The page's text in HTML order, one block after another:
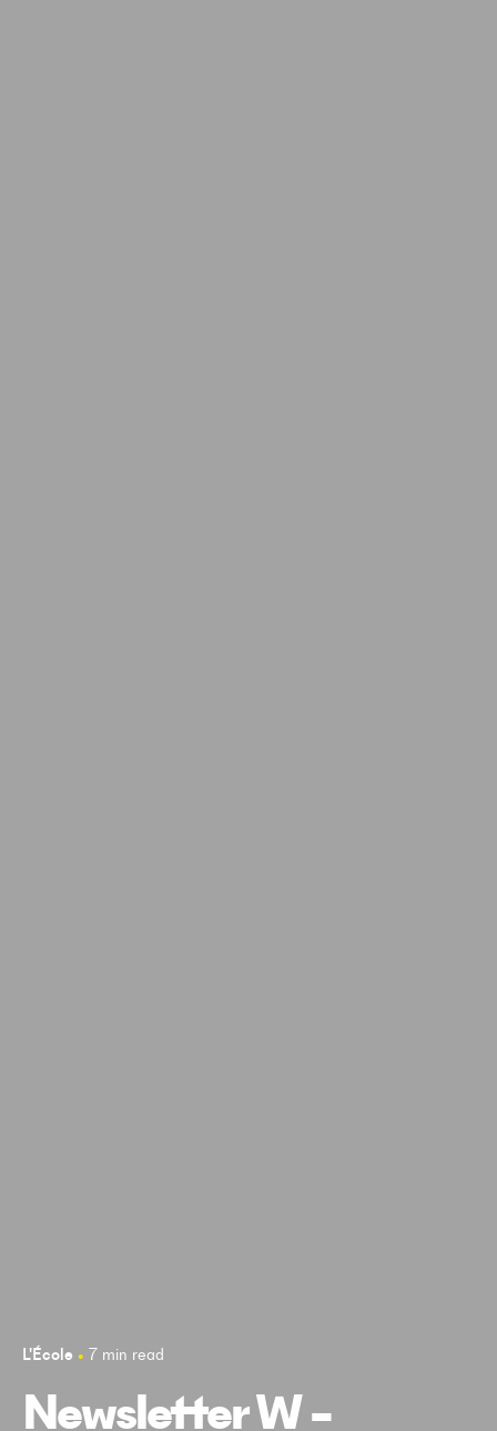
L'École 7 min read
Newsletter W –